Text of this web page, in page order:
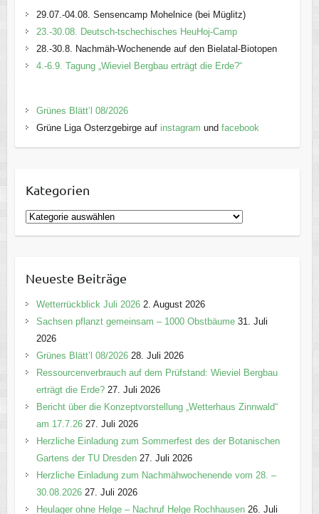
29.07.-04.08. Sensencamp Mohelnice (bei Müglitz)
23.-30.08. Deutsch-tschechisches HeuHoj-Camp
28.-30.8. Nachmäh-Wochenende auf den Bielatal-Biotopen
4.-6.9. Tagung „Wieviel Bergbau erträgt die Erde?“
Grünes Blätt’l 08/2026
Grüne Liga Osterzgebirge auf instagram und facebook
Kategorien
K
a
g
o
r
e
n
Neueste Beiträge
Wetterrückblick Juli 2026 2. August 2026
Sachsen pflanzt gemeinsam – 1000 Obstbäume 31. Juli
2026
Grünes Blätt’l 08/2026 28. Juli 2026
Ressourcenverbrauch auf dem Prüfstand: Wieviel Bergbau
erträgt die Erde? 27. Juli 2026
Bericht über die Konzeptvorstellung „Wetterhaus Zinnwald“
am 17.7.26 27. Juli 2026
Herzliche Einladung zum Sommerfest des der Botanischen
Gartens der TU Dresden 27. Juli 2026
Herzliche Einladung zum Nachmähwochenende vom 28. –
30.08.2026 27. Juli 2026
Heulager ohne Helge – Nachruf Helge Rochhausen 26. Juli